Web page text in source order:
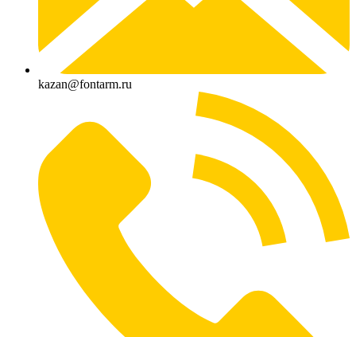
kazan@fontarm.ru